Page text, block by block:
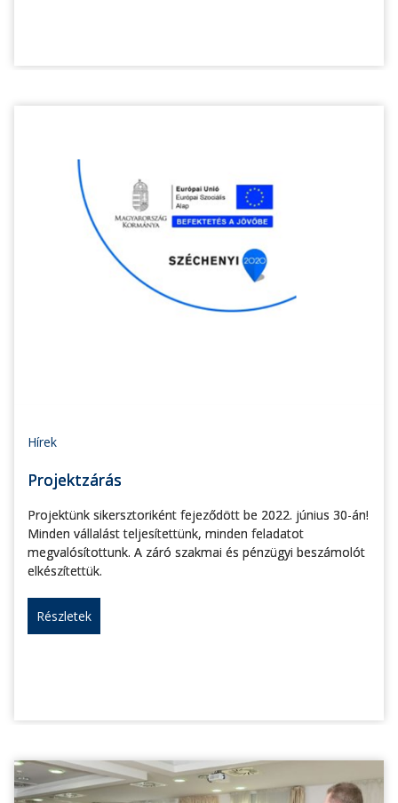
Hírek
Projektzárás
Projektünk sikersztoriként fejeződött be 2022. június 30-án!
Minden vállalást teljesítettünk, minden feladatot
megvalósítottunk. A záró szakmai és pénzügyi beszámolót
elkészítettük.
Részletek